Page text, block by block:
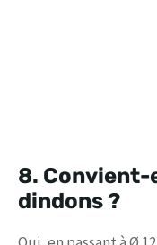
8. Convient-
dindons ?